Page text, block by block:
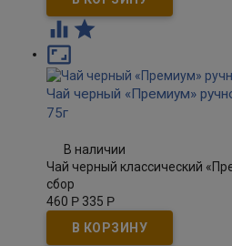
 

Чай черный «Премиум»
75г
В наличии
Чай черный классический
сбор
460 Р 335 Р